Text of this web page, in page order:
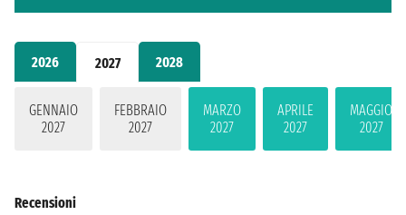
2026 2027 2028
GENNAIO
2027
FEBBRAIO
2027
MARZO
2027
APRILE
2027
MAGGIO
2027
Recensioni